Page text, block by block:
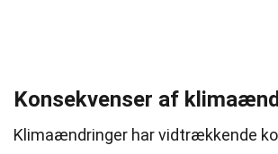
Konsekvenser af
Klimaændringer har vidtrækkende